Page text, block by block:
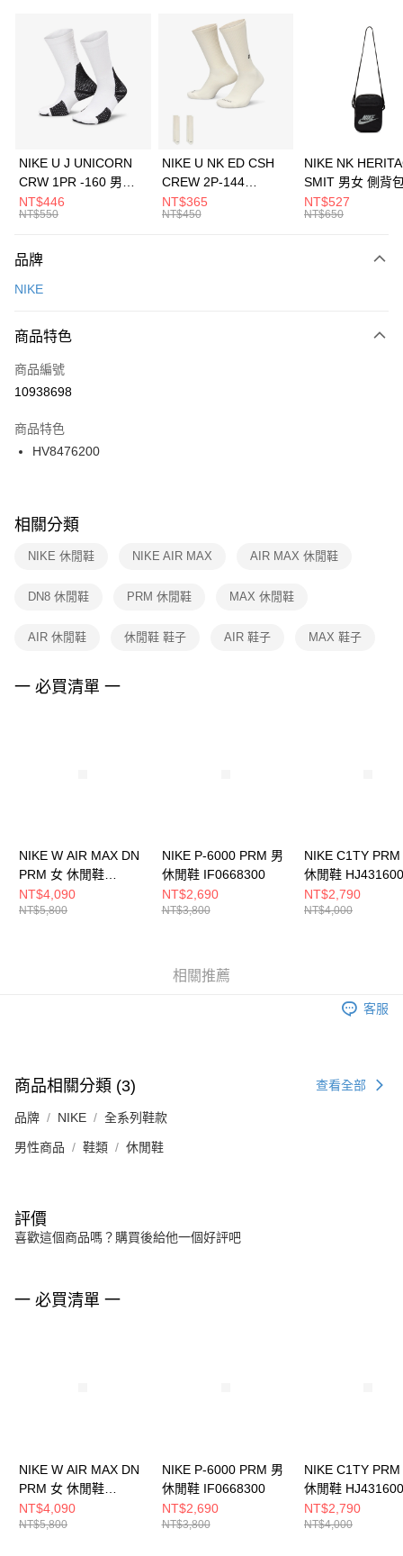
3 期 0 利率 每期 21家銀行
合作金庫商業銀行
第一商業銀行
華南商業銀行
彰化商業銀行
上海商業儲蓄銀行
元大商業銀行
台灣樂天信用卡公司
Apple Pay
全盈+PAY
AFTEE先享後付
【關於「AFTEE先享後付」】
便利好安心！
３．安心：先確認商品／服務後，再付款。
【「AFTEE先享後付」結帳流程】
１．於結帳方式選擇「AFTEE先享後付」後，將跳轉至「AFTEE先享後付」
２．訂單成立數日內，您將收到繳費通知簡訊。
３．收到繳費通知簡訊後14天內，點擊此簡訊中的連結，可透過四大超商／
ATM／網路銀行／等多元方式進行付款，方視為交易完成。
※ 交易是否成功請以「AFTEE先享後付 」之結帳頁面顯示為準，若有關於
是否繳費成功／繳費後需取消欲退款等相關疑問，請聯繫「AFTEE先享後付
客戶支援中心」
https://netprotections.freshdesk.com/support/home
１．透過由恩沛科技股份有限公司提供之「AFTEE先享後付」服務完成之交
權轉讓予恩沛科技股份有限公司。
３．未成年的使用者請事先徵得法定代理人或監護人之同意方可使用
「AFTEE先享後付」，若未經同意申辦者引起之損失，本公司不負相關責
運送方式
每筆NT$100，滿NT$1,500(含以上)免運費
宅配
每筆NT$100，滿NT$1,500(含以上)免運費
NIKE U J UNICORN
CRW 1PR -160 男女
中統襪 FZ3393100
NT$446
NT$550
NIKE U NK ED CSH
CREW 2P-144
EMBRDY 男女 短統襪
FZ3073133
NT$365
NT$450
NIKE NK
SMIT 男女 側背
BA5871010
NT$527
NT$650
品牌
NIKE
商品特色
商品編號
10938698
商品特色
HV8476200
相關分類
NIKE 休閒鞋 NIKE AIR MAX AIR MAX 休閒鞋
DN8 休閒鞋 PRM 休閒鞋 MAX 休閒鞋
AIR 休閒鞋 休閒鞋 鞋子 AIR 鞋子 MAX 鞋子
一 必買清單 一
NIKE W AIR MAX DN
PRM 女 休閒鞋
HQ0013001
NT$4,090
NT$5,800
NIKE P-6000 PRM 男
休閒鞋 IF0668300
NT$2,690
NT$3,800
NIKE C1TY PRM
休閒鞋
NT$2,790
NT$4,000
相關推薦
客服
商品相關分類 (3) 查看全部
品牌 NIKE 全系列鞋款
男性商品 鞋類 休閒鞋
評價
喜歡這個商品嗎？購買後給他一個好評吧
一 必買清單 一
NIKE W AIR MAX DN
PRM 女 休閒鞋
HQ0013001
NT$4,090
NT$5,800
NIKE P-6000 PRM 男
休閒鞋 IF0668300
NT$2,690
NT$3,800
NIKE C1TY PRM
休閒鞋
NT$2,790
NT$4,000